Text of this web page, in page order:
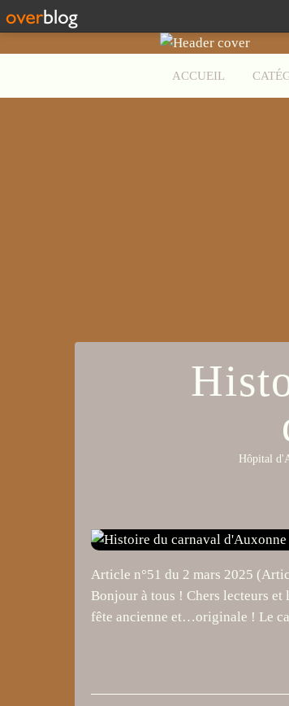
ACCUEIL
Hôpital
Article n°51 du 2 mars 2025
Bonjour à tous ! Chers lecteurs
fête ancienne et…originale ! Le